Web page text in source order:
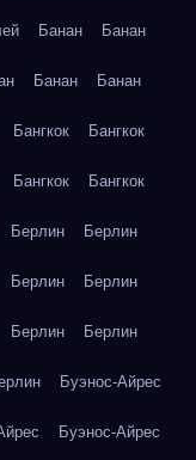
Банан Банан
Банан Банан
Бангкок Бангкок
Бангкок Бангкок
Берлин Берлин
Берлин Берлин
Берлин Берлин
Буэнос-Айрес
Буэнос-Айрес